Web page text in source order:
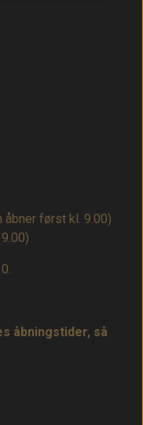
først kl. 9.00)
åbningstider, så